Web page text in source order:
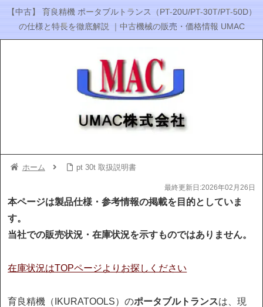
【中古】 育良精機 ポータブルトランス（PT-20U/PT-30T/PT-50D）
の仕様と特長を徹底解説 ｜中古機械の販売・価格情報 UMAC
ホーム pt 30t 取扱説明書
最終更新日:2026年02月26日
本ページは製品仕様・参考情報の掲載を目的としていま
す。
当社での販売状況・在庫状況を示すものではありません。
在庫状況はTOPページよりお探しください
育良精機（IKURATOOLS）のポータブルトランスは、現